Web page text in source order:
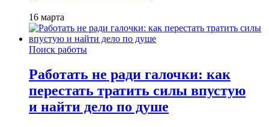
16 марта
Поиск работы
Работать не ради галочки: как
перестать тратить силы впустую
и найти дело по душе